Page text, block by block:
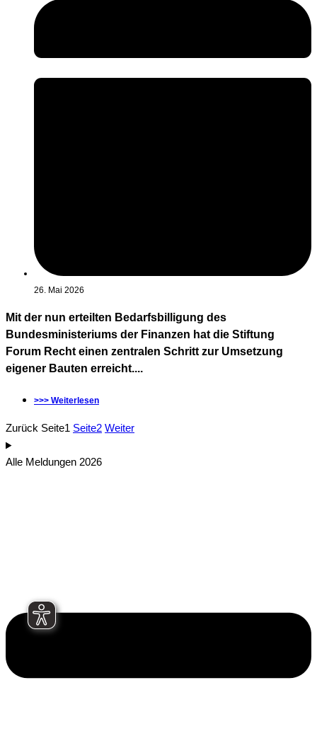
26. Mai 2026
Mit der nun erteilten Bedarfsbilligung des
Bundesministeriums der Finanzen hat die Stiftung
Forum Recht einen zentralen Schritt zur Umsetzung
eigener Bauten erreicht....
>>> Weiterlesen
Zurück Seite1 Seite2 Weiter
Alle Meldungen 2026